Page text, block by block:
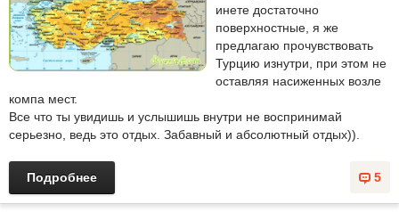
инете достаточно
поверхностные, я же
предлагаю прочувствовать
Турцию изнутри, при этом не
оставляя насиженных возле
компа мест.
Все что ты увидишь и услышишь внутри не воспринимай
серьезно, ведь это отдых. Забавный и абсолютный отдых)).
5
Подробнее